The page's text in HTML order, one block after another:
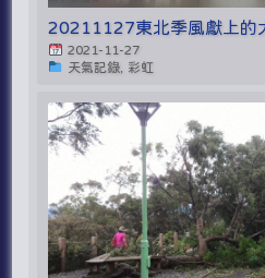
20211127東北季風獻上的
2021-11-27
天氣記錄, 彩虹